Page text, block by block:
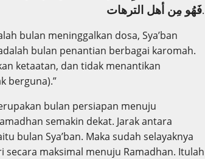
فَهُو مِن أهل الترهات.
bulan meninggalkan dosa, Sya’ban
bulan penantian berbagai karomah.
ketaatan, dan tidak menantikan
berguna).”
bulan persiapan menuju
semakin dekat. Jarak antara
bulan Sya’ban. Maka sudah selayaknya
maksimal menuju Ramadhan. Itulah